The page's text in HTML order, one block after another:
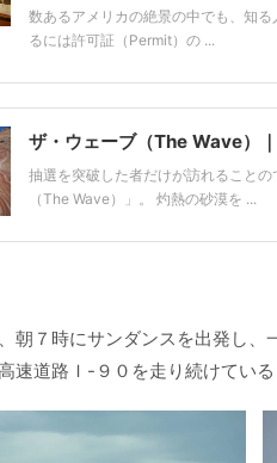
数あるアメリカの絶景の中でも、知
るには許可証（Permit）の ...
ザ・ウェーブ（The Wave）
抽選を突破した者だけが訪れること
（The Wave）」。 灼熱の砂漠を ...
朝７時にサンダンスを出発し、
速道路Ｉ-９０を走り続けている